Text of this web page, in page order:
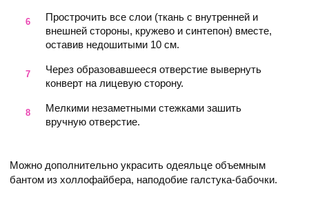
Прострочить все слои (ткань с внутренней и
внешней стороны, кружево и синтепон) вместе,
оставив недошитыми 10 см.
Через образовавшееся отверстие вывернуть
конверт на лицевую сторону.
Мелкими незаметными стежками зашить
вручную отверстие.
Можно дополнительно украсить одеяльце объемным
бантом из холлофайбера, наподобие галстука-бабочки.